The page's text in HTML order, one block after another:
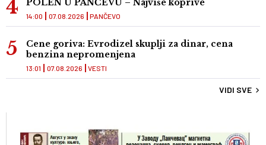
POLEN U PANČEVU – Najviše koprive
PANČEVO
14:00 07.08.2026
Cene goriva: Evrodizel skuplji za dinar, cena
benzina nepromenjena
VESTI
13:01 07.08.2026
VIDI SVE